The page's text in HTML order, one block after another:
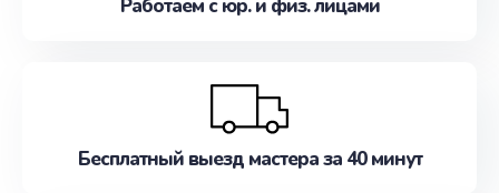
Работаем с юр. и физ. лицами
Бесплатный выезд мастера за 40 минут